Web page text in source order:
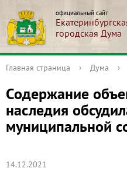
официальный сайт
городская Дума
Главная страница › Дума ›
Содержание
наследия
муниципальной
14.12.2021